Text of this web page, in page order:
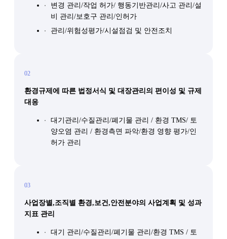
변경 관리/작업 허가/ 행동기반관리/사고 관리/설
비 관리/보호구 관리/인허가
관리/위험성평가/시설점검 및 안전조치
02
환경규제에 따른 법정서식 및 대장관리의 편이성 및 규제
대응
대기관리/수질관리/폐기물 관리 / 환경 TMS/ 토
양오염 관리 / 환경측면 파악/환경 영향 평가/인
허가 관리
03
사업장별,조직별 환경,보건,안전분야의 사업계획 및 성과
지표 관리
대기 관리/수질관리/폐기물 관리/환경 TMS / 토